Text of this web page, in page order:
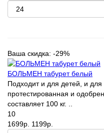
Ваша скидка: -29%
БОЛЬМЕН табурет белый
Подходит и для детей, и для
протестированная и
составляет 100 кг. ..
10
1699р. 1199р.